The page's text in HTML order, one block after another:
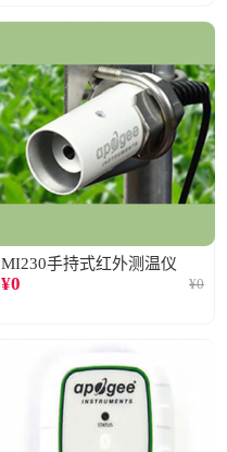
MI230手持式红外测温仪
¥0 ¥0